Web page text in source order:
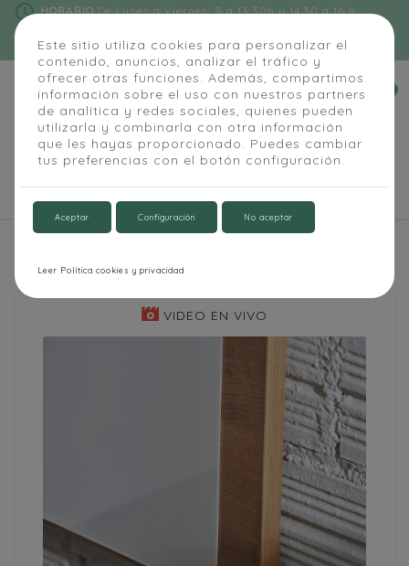
Este sitio utiliza cookies para personalizar el
contenido, anuncios, analizar el tráfico y
ofrecer otras funciones. Además, compartimos
información sobre el uso con nuestros partners
de analítica y redes sociales, quienes pueden
utilizarla y combinarla con otra información
que les hayas proporcionado. Puedes cambiar
tus preferencias con el botón configuración.
Aceptar Configuración No aceptar
Leer Política cookies y privacidad
schedule HORARIODe Lunes a Viernes: 9 a 13:30h y 14:30 a 16 h
phone


Pizarra blanca pared Natural
VIDEO EN VIVO